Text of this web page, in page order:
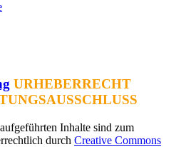
URHEBERRECHT
Inhalte sind zum
durch Creative Commons